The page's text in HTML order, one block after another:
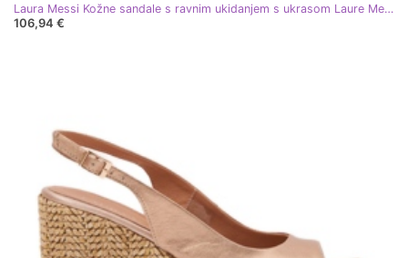
Laura Messi Kožne sandale s ravnim ukidanjem s ukrasom Laure Messi 2865 Zlotys zlatni
106,94 €